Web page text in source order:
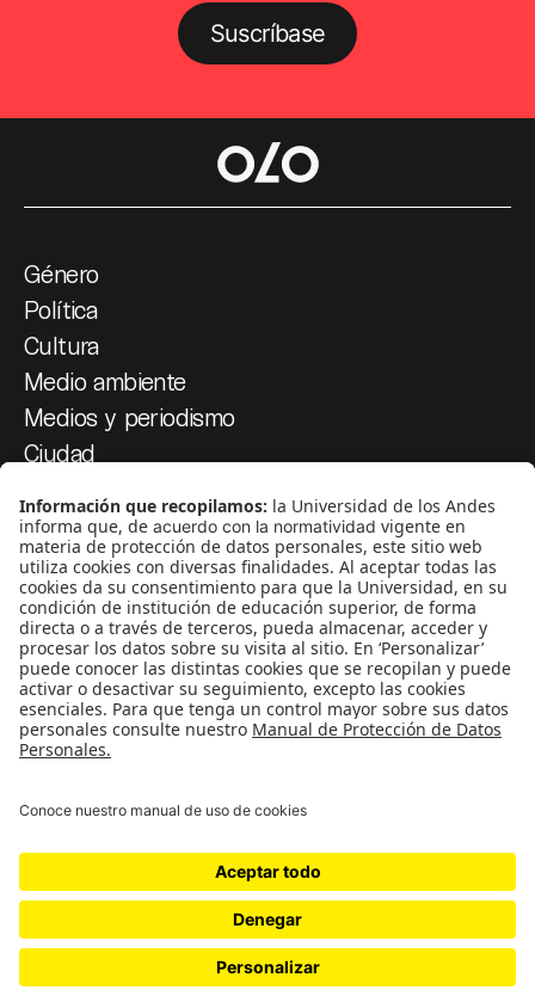
Suscríbase
Género
Política
Cultura
Medio ambiente
Medios y periodismo
Ciudad
¿Quiénes somos?
Podcasts
Ediciones especiales
Proyectos 070
¿Quieres escribir en 070?
CONTÁCTANOS